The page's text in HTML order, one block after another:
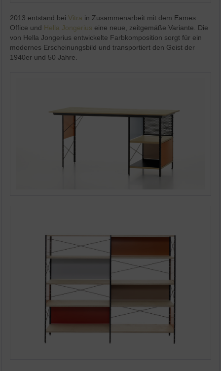
2013 entstand beiVitra in Zusammenarbeit mit dem Eames
Office und Hella Jongerius eine neue, zeitgemäße Variante. Die
von Hella Jongerius entwickelte Farbkomposition sorgt für ein
modernes Erscheinungsbild und transportiert den Geist der
1940er und 50 Jahre.